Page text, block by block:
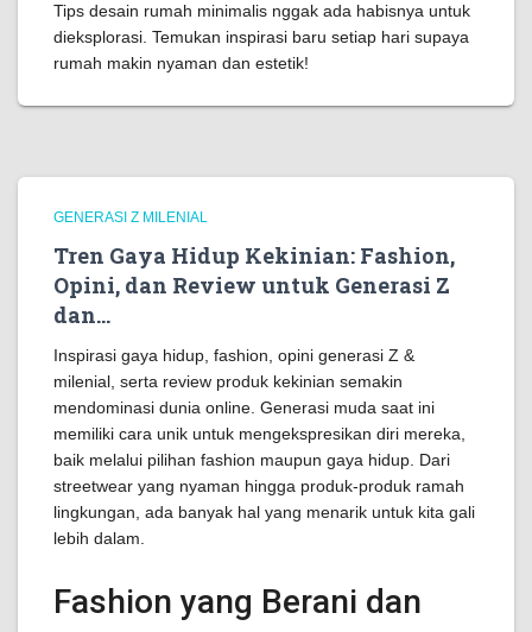
Tips desain rumah minimalis nggak ada habisnya untuk
dieksplorasi. Temukan inspirasi baru setiap hari supaya
rumah makin nyaman dan estetik!
GENERASI Z MILENIAL
Tren Gaya Hidup Kekinian: Fashion,
Opini, dan Review untuk Generasi Z
dan…
Inspirasi gaya hidup, fashion, opini generasi Z &
milenial, serta review produk kekinian semakin
mendominasi dunia online. Generasi muda saat ini
memiliki cara unik untuk mengekspresikan diri mereka,
baik melalui pilihan fashion maupun gaya hidup. Dari
streetwear yang nyaman hingga produk-produk ramah
lingkungan, ada banyak hal yang menarik untuk kita gali
lebih dalam.
Fashion yang Berani dan